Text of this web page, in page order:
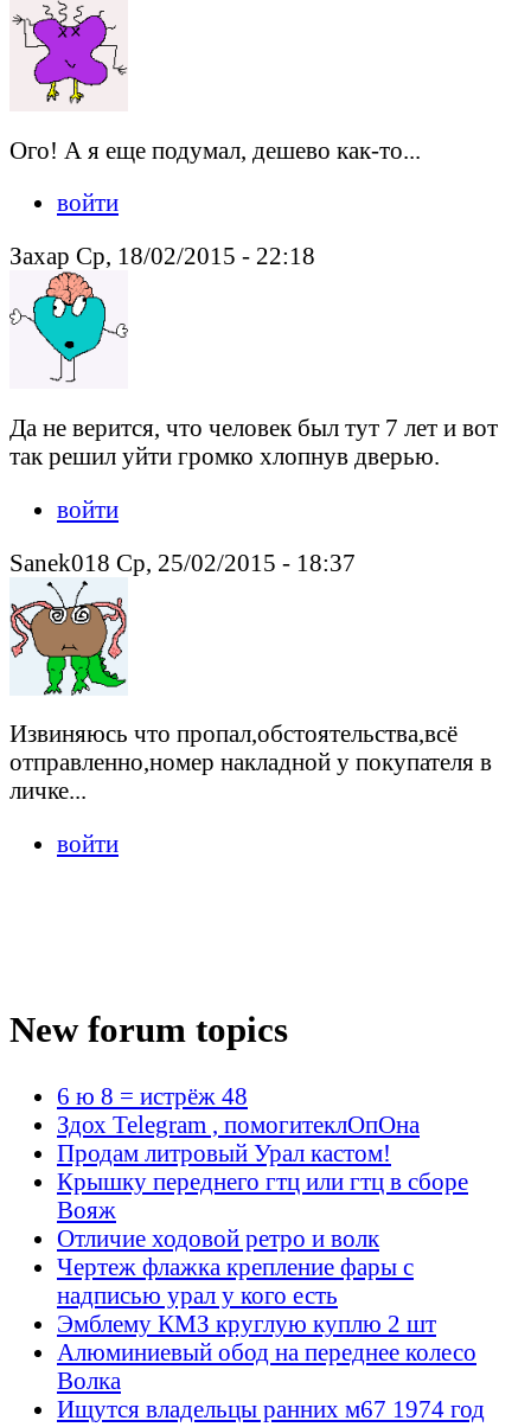
Ого! А я еще подумал, дешево как-то...
войти
Захар Ср, 18/02/2015 - 22:18
Да не верится, что человек был тут 7 лет и вот
так решил уйти громко хлопнув дверью.
войти
Sanek018 Ср, 25/02/2015 - 18:37
Извиняюсь что пропал,обстоятельства,всё
отправленно,номер накладной у покупателя в
личке...
войти
New forum topics
6 ю 8 = истрёж 48
Здох Telegram , помогитеклОпОна
Продам литровый Урал кастом!
Крышку переднего гтц или гтц в сборе
Вояж
Отличие ходовой ретро и волк
Чертеж флажка крепление фары с
надписью урал у кого есть
Эмблему КМЗ круглую куплю 2 шт
Алюминиевый обод на переднее колесо
Волка
Ищутся владельцы ранних м67 1974 год